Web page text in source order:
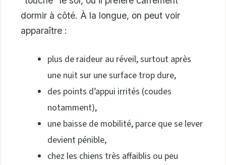
dormir à côté. À la longue, on peut voir
apparaître :
plus de raideur au réveil, surtout après
une nuit sur une surface trop dure,
des points d’appui irrités (coudes
notamment),
une baisse de mobilité, parce que se lever
devient pénible,
chez les chiens très affaiblis ou peu